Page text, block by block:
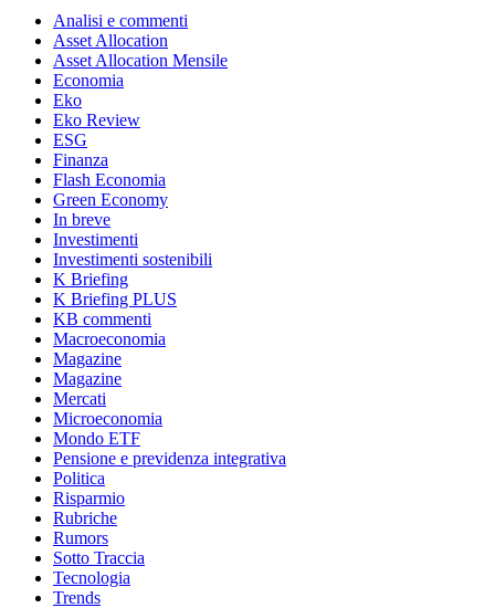
Analisi e commenti
Asset Allocation
Asset Allocation Mensile
Economia
Eko
Eko Review
ESG
Finanza
Flash Economia
Green Economy
In breve
Investimenti
Investimenti sostenibili
K Briefing
K Briefing PLUS
KB commenti
Macroeconomia
Magazine
Magazine
Mercati
Microeconomia
Mondo ETF
Pensione e previdenza integrativa
Politica
Risparmio
Rubriche
Rumors
Sotto Traccia
Tecnologia
Trends